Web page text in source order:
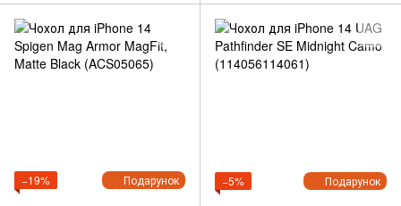
Подарунок
−19% Подарунок
−5%